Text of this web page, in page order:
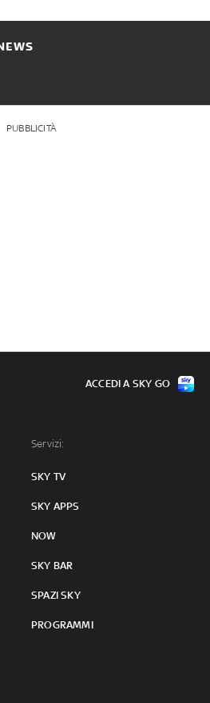
PUBBLICITÀ
Servizi:
SKY TV
SKY APPS
NOW
SKY BAR
SPAZI SKY
PROGRAMMI
ACCEDI A SKY GO